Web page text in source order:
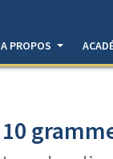
A PROPOS
10